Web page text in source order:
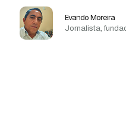
Evando Moreira
Jornalista,